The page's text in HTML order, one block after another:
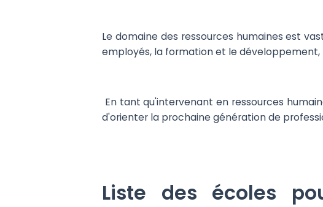
Le domaine des ressources humaines est
employés, la formation et le
En tant qu'intervenant en ressources
d'orienter la prochaine génération de
Liste des écoles